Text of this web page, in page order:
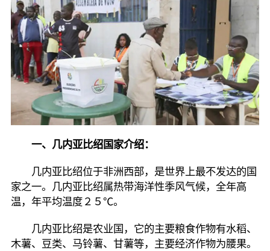
一、几内亚比绍国家介绍：
几内亚比绍位于非洲西部，是世界上最不发达的国
家之一。几内亚比绍属热带海洋性季风气候，全年高
温，年平均温度２５℃。
几内亚比绍是农业国，它的主要粮食作物有水稻、
木薯、豆类、马铃薯、甘薯等，主要经济作物为腰果。